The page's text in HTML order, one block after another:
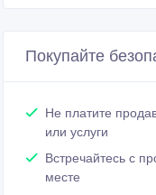
Покупайте
Не платите
или услуги
Встречайтесь с
месте